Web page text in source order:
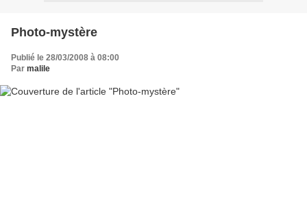
Photo-mystère
Publié le 28/03/2008 à 08:00
Par malile